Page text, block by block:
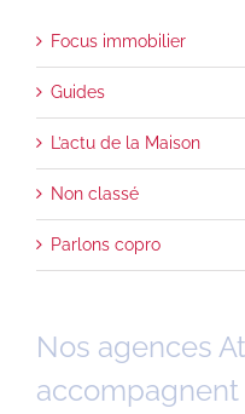
Focus immobilier
Guides
L’actu de la Maison
Non classé
Parlons copro
Nos agences
accompagnent